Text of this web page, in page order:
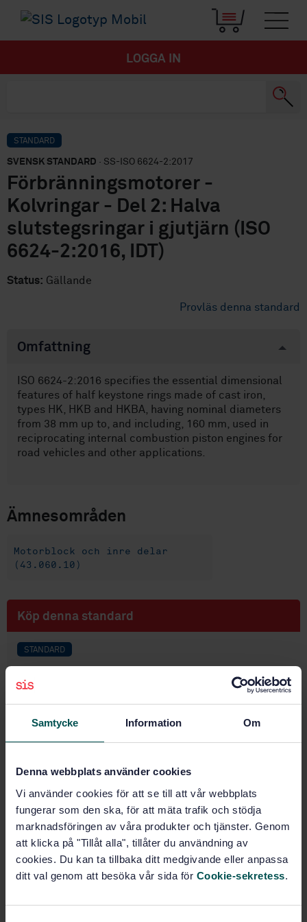
Samtycke Information Om
Denna webbplats använder cookies
Vi använder cookies för att se till att vår webbplats
fungerar som den ska, för att mäta trafik och stödja
marknadsföringen av våra produkter och tjänster. Genom
att klicka på "Tillåt alla", tillåter du användning av
cookies. Du kan ta tillbaka ditt medgivande eller anpassa
ditt val genom att besöka vår sida för Cookie-sekretess.
LOGGA IN
STANDARD
SVENSK STANDARD · SS-ISO 6624-2:2017
Förbränningsmotorer -
Kolvringar - Del 2: Halva
slutstegsringar i gjutjärn (ISO
6624-2:2016, IDT)
Status: Gällande
Provläs denna standard
Omfattning
ISO 6624-2:2016 specifies the essential dimensional
features of half keystone rings made of cast iron,
types HK, HKB and HKBA, having nominal diameters
from 38 mm up to, and including, 160 mm, used in
reciprocating internal combustion piston engines for
road vehicles and other applications.
Ämnesområden
Motorblock och inre delar
(43.060.10)
Köp denna standard
STANDARD
Förbränningsmotorer - Kolvringar - Del 2: Halva
slutstegsringar i gjutjärn (ISO 6624-2:2016, IDT)
PDF
Fler alternativ
Produktinformation
Engelska